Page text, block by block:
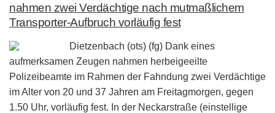
nahmen zwei Verdächtige nach mutmaßlichem
Transporter-Aufbruch vorläufig fest
Dietzenbach (ots) (fg) Dank eines
aufmerksamen Zeugen nahmen herbeigeeilte
Polizeibeamte im Rahmen der Fahndung zwei Verdächtige
im Alter von 20 und 37 Jahren am Freitagmorgen, gegen
1.50 Uhr, vorläufig fest. In der Neckarstraße (einstellige